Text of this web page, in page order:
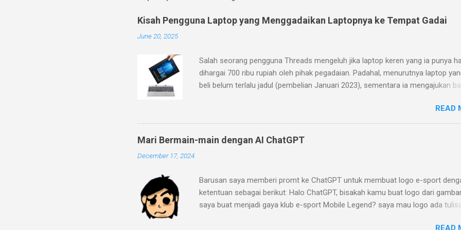
Kisah Pengguna Laptop yang Menggadaikan Laptopnya ke Tempat Gadai
June 20, 2025
Salah seorang pengguna Threads mengeluh jika laptop keren yang ia punya
dihargai 700 ribu rupiah oleh pihak pegadaian. Padahal, menurutnya laptop
beli belum terlalu jadul (pembelian Januari 2023), sementara ia mengajukan
dan fitur yang keren (keyboard yang bisa dilepas dan layar sentuh dengan
mineral gray). Pihak pegadaian (ini masih kurang jelas apakah Pegadaian
dengan logo hijau atau pegadaian yang umum ada di pinggir-pinggir jalan)
bahwa laptop itu memiliki spesifikasi yang jelek. Prosesornya hanya Celeron
ini semakin diperparah dengan storage yang kecil (cuma 128GB) dan lambat
eMMC 5.1). Saya yang agak kurang sreg dari cara orang pegadaiannya
mengapraisal laptop tersebut. Pertama, ia mengabaikan as...
READ
Mari Bermain-main dengan AI ChatGPT
December 17, 2024
Barusan saya memberi promt ke ChatGPT untuk membuat logo e-sport
ketentuan sebagai berikut: Halo ChatGPT, bisakah kamu buat logo dari
saya buat menjadi gaya klub e-sport Mobile Legend? saya mau logo ada
READ